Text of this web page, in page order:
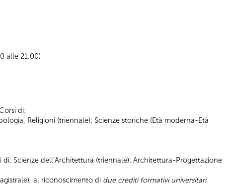
alle 21.00)
di:
Religioni (triennale); Scienze storiche (Età moderna-Età
Scienze dell’Architettura (triennale); Architettura-Progettazione
al riconoscimento di due crediti formativi universitari.